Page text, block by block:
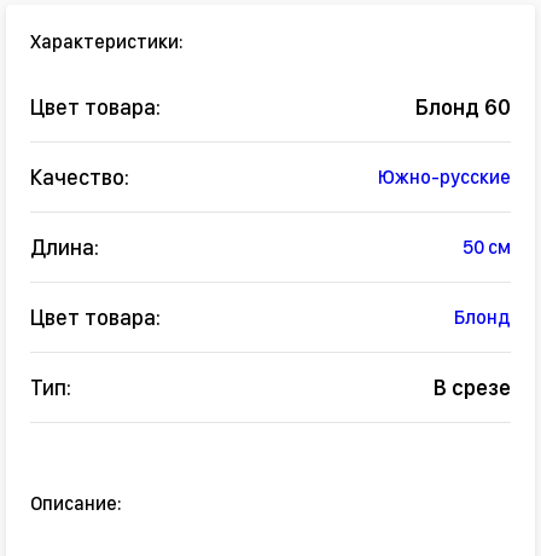
Характеристики:
Цвет товара: Блонд 60
Качество: Южно-русские
Длина: 50 см
Цвет товара: Блонд
Тип: В срезе
Описание: